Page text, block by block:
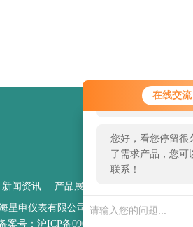
在线交流
您好！欢迎前来咨
服务，请问您要咨
您好，看您停留很
了需求产品，您可
联系！
新闻资讯 产品展示
星申仪表有限公司 sitemap.xml
案号：沪ICP备09094805号-3